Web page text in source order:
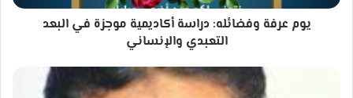
التعبدي
والإنسانييوم عرفة وفضائله: دراسة أكاديمية موجزة في البعد
التعبدي والإنساني